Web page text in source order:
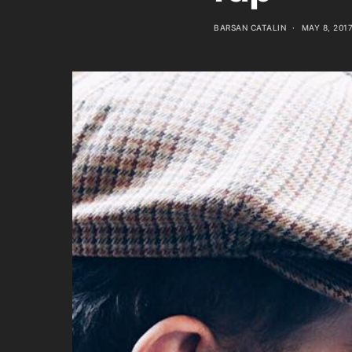
BARSAN CATALIN MAY 8, 2017